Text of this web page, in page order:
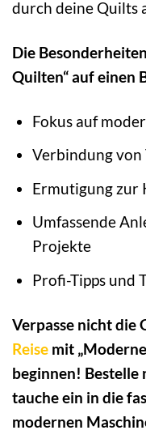
durch deine Quilts
Die
Quilten“ auf einen
Fokus auf
Verbindung
Ermutigung
Umfassende
Projekte
Profi-Tipps und
Verpasse nicht die
Reise mit
beginnen! Bestelle
tauche ein in die
modernen